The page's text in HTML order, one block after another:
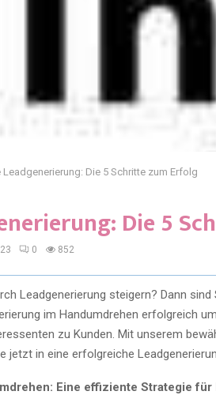
Leadgenerierung: Die 5 Schritte zum Erfolg
Die 5
0 852
Leadgenerierung steigern? Dann
im Handumdrehen erfolgreich
zu Kunden. Mit unserem
jetzt in eine erfolgreiche
Eine effiziente Strategie für